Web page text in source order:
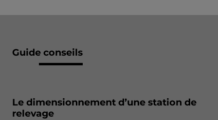
Guide conseils
Le dimensionnement d’une station de
relevage